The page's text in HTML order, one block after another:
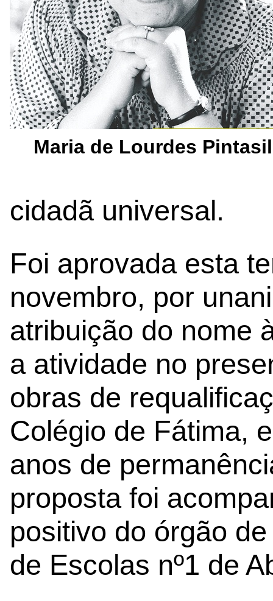
Maria de Lourdes
cidadã universal.
Foi aprovada esta
novembro, por
atribuição do nome
a atividade no
obras de
Colégio de Fátima,
anos de
proposta foi
positivo do órgão
de Escolas nº1 de